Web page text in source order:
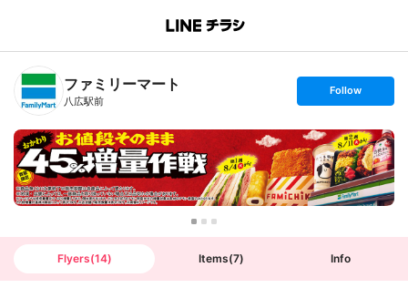
B
n
T
ファミリーマート
八広駅前
s
t
o
l
l
o
w
Follow
Flyers(14) Items(7) Info